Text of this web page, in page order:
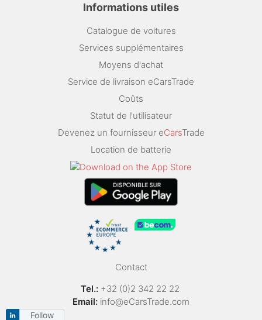
Informations utiles
Catalogue de voitures
Services supplémentaires
Moyens d'achat
Service de livraison eCarsTrade
Coûts
Statut de l'utilisateur
Devenez un fournisseur eCarsTrade
Location de batterie
Contact
Tel.: +32 (0)2 342 22 22
Email: info@eCarsTrade.com
Follow